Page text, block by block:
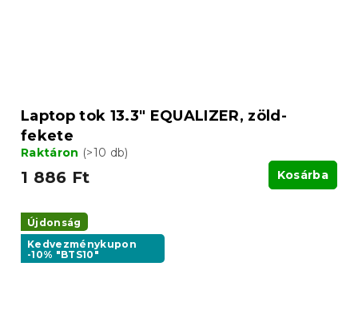
Laptop tok 13.3" EQUALIZER, zöld-
fekete
Raktáron (>10 db)
1 886 Ft Kosárba
Újdonság
Kedvezménykupon
-10% "BTS10"